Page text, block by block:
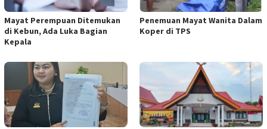
Mayat Perempuan Ditemukan
di Kebun, Ada Luka Bagian
Kepala
Penemuan Mayat Wanita Dalam
Koper di TPS